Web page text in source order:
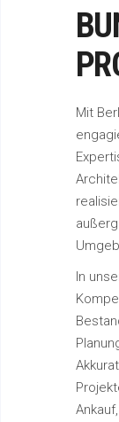
Mit
In